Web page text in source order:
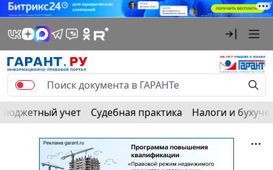
Бюджетный учет Судебная практика Налоги и